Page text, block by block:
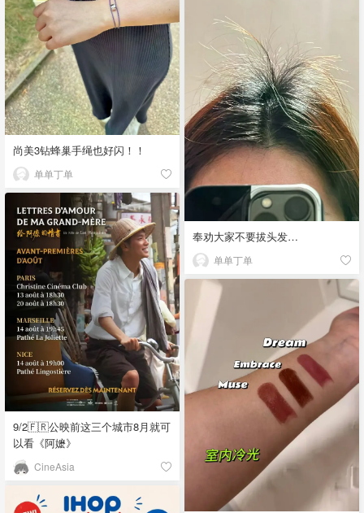
尚美3钻蜂巢手绳也好闪！！
单单丁单
奉劝大家不要拔头发…
单单丁单
9/2🇫🇷公映前这三个城市8月就可
以看《阿嬷》
CineAsia